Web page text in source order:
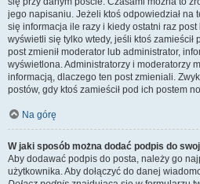
jego napisaniu. Jeżeli ktoś odpowiedział na
się informacja ile razy i kiedy ostatni raz post
wyświetli się tylko wtedy, jeśli ktoś zamieścił
post zmienił moderator lub administrator,
wyświetlona. Administratorzy i moderatorzy
informacją, dlaczego ten post zmieniali.
postów, gdy ktoś zamieścił pod ich postem
Na górę
W jaki sposób można dodać podpis do
Aby dodawać podpis do posta, należy go
użytkownika. Aby dołączyć do danej